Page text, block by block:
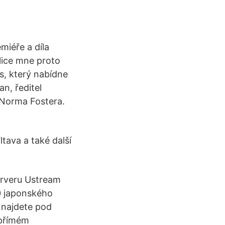
a díla
mne proto
který nabídne
ředitel
Fostera.
a také další
Ustream
japonského
pod